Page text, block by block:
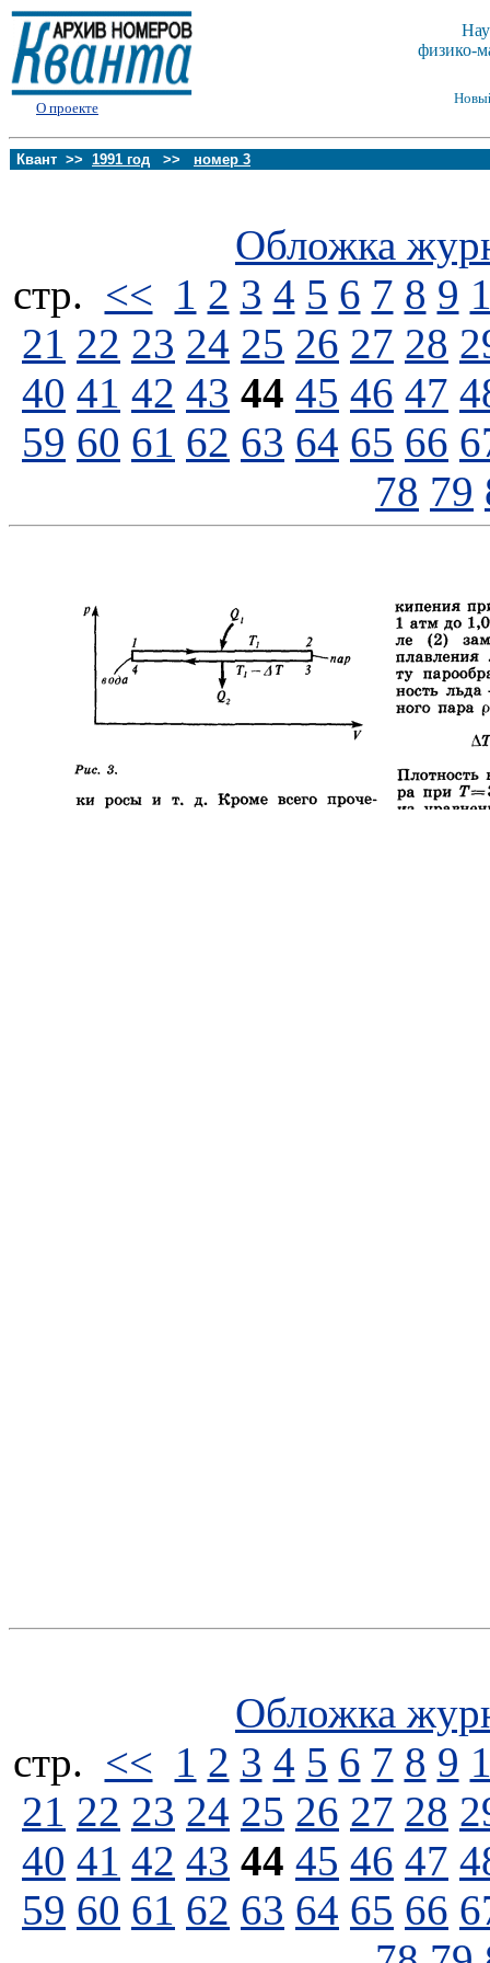
О проекте
физико-
Квант >> 1991 год >> номер 3
Обложка
стp. << 1 2 3 4 5 6 7 8 9
21 22 23 24 25 26 27 28
40 41 42 43 44 45 46 47
59 60 61 62 63 64 65 66
78 79
Обложка
стp. << 1 2 3 4 5 6 7 8 9
21 22 23 24 25 26 27 28
40 41 42 43 44 45 46 47
59 60 61 62 63 64 65 66